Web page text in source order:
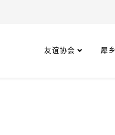
友谊协会 犀